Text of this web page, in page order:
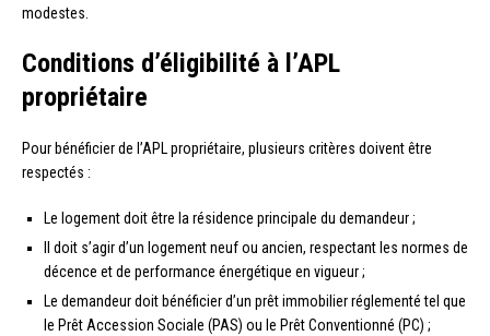
modestes.
Conditions d’éligibilité à l’APL
propriétaire
Pour bénéficier de l’APL propriétaire, plusieurs critères doivent être
respectés :
Le logement doit être la résidence principale du demandeur ;
Il doit s’agir d’un logement neuf ou ancien, respectant les normes de
décence et de performance énergétique en vigueur ;
Le demandeur doit bénéficier d’un prêt immobilier réglementé tel que
le Prêt Accession Sociale (PAS) ou le Prêt Conventionné (PC) ;